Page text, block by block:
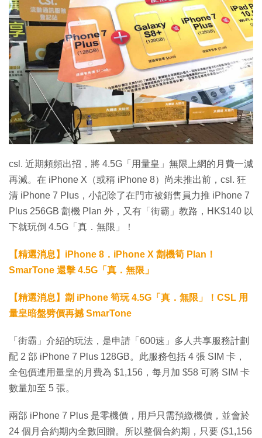
csl. 近期頻頻出招，將 4.5G「用量皇」無限上網的月費一減
再減。在 iPhone X（或稱 iPhone 8）尚未推出前，csl. 狂
清 iPhone 7 Plus，小記除了在門市被銷售員力推 iPhone 7
Plus 256GB 劏機 Plan 外，又有「街霸」教路，HK$140 以
下就玩倒 4.5G「真．無限」！
【精選消息】iPhone 8．iPhone X 劏機筍 Plan！
SmarTone 還擊 4.5G「真．無限」
【精選消息】劏 iPhone 筍玩 4.5G「真．無限」！CSL 用
量皇暗盤劈價再撼 SmarTone
「街霸」介紹的玩法，是申請「600速」多人共享服務計劃
配 2 部 iPhone 7 Plus 128GB。此服務包括 4 張 SIM 卡，
全包價連用量皇的月費為 $1,156，每月加 $58 可將 SIM 卡
數量加至 5 張。
兩部 iPhone 7 Plus 是零機價，用戶只需預繳機價，並會於
24 個月合約期內全數回贈。所以整個合約期，只要 ($1,156